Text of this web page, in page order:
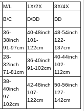
M/L 1X/2X
3X/4X
B/C D/DD DD
36-
38inch
91-97cm
40-48inch
101-
122cm
48-54inch
122-
137cm
28-
32inch
71-81cm
36-40inch
91-102cm
40-44inch
102-
112cm
38-
40inch
97-
102cm
42-48inch
107-
122cm
50-56inch
127-
142cm